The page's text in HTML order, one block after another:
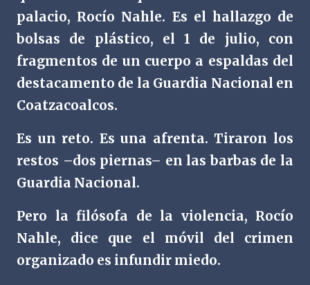
palacio, Rocío Nahle. Es el hallazgo de
bolsas de plástico, el 1 de julio, con
fragmentos de un cuerpo a espaldas del
destacamento de la Guardia Nacional en
Coatzacoalcos.
Es un reto. Es una afrenta. Tiraron los
restos –dos piernas– en las barbas de la
Guardia Nacional.
Pero la filósofa de la violencia, Rocío
Nahle, dice que el móvil del crimen
organizado es infundir miedo.